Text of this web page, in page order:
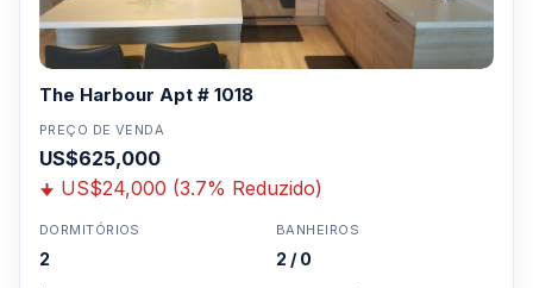
The Harbour Apt # 1018
PREÇO DE VENDA
US$625,000
US$24,000 (3.7% Reduzido)
DORMITÓRIOS
2
BANHEIROS
2 / 0